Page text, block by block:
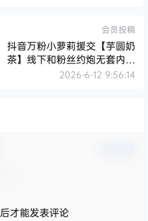
会员投稿
抖音万粉小萝莉援交【芋圆奶
茶】线下和粉丝约炮无套内射
大合集119V112G
2026-6-12 9:56:14
才能发表评论